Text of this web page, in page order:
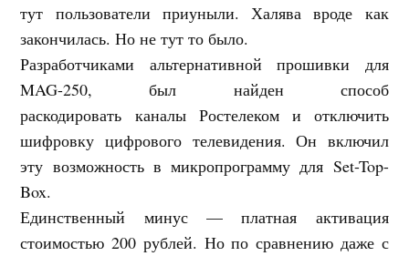
тут пользователи приуныли. Халява вроде как
закончилась. Но не тут то было.
Разработчиками альтернативной прошивки для
MAG-250, был найден способ
раскодировать каналы Ростелеком и отключить
шифровку цифрового телевидения. Он включил
эту возможность в микропрограмму для Set-Top-
Box.
Единственный минус — платная активация
стоимостью 200 рублей. Но по сравнению даже с